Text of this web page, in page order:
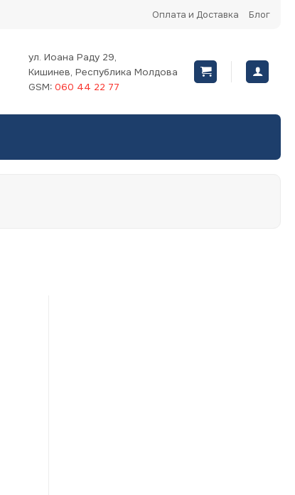
Оплата и Доставка Блог
ул. Иоана Раду 29,
Кишинев, Республика Молдова
GSM: 060 44 22 77